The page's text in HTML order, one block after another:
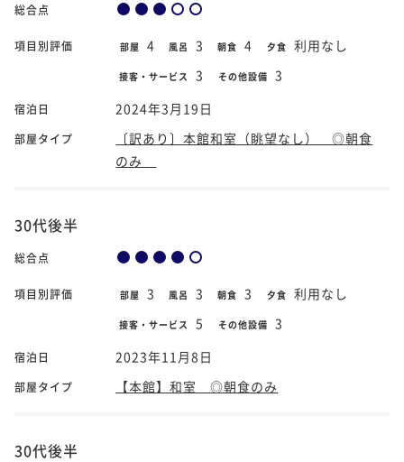
総合点
項目別評価 部屋 4 風呂 3 朝食 4 夕食 利用なし
接客・サービス 3 その他設備 3
宿泊日 2024年3月19日
部屋タイプ
〔訳あり〕本館和室（眺望なし） ◎朝食
のみ
30代後半
総合点
項目別評価 部屋 3 風呂 3 朝食 3 夕食 利用なし
接客・サービス 5 その他設備 3
宿泊日 2023年11月8日
部屋タイプ 【本館】和室 ◎朝食のみ
30代後半